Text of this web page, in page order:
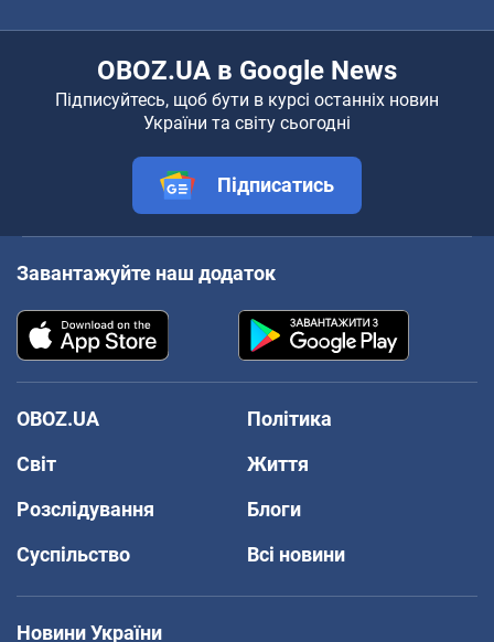
OBOZ.UA в Google News
Підписуйтесь, щоб бути в курсі останніх новин
України та світу сьогодні
Підписатись
Завантажуйте наш додаток
OBOZ.UA
Політика
Світ
Життя
Розслідування
Блоги
Суспільство
Всі новини
Новини України